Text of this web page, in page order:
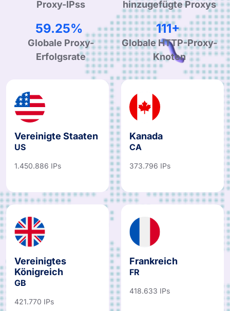
Proxy-IPss
hinzugefügte Proxys
95.33%
Globale Proxy-
Erfolgsrate
180+
Globale HTTP-Proxy-
Knoten
Vereinigte Staaten
US
1.450.886 IPs
Kanada
CA
373.796 IPs
Vereinigtes
Königreich
GB
421.770 IPs
Frankreich
FR
418.633 IPs